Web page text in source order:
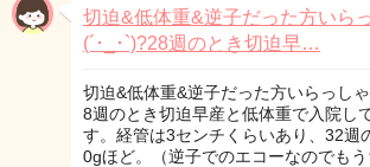
切迫&低体重&逆子だった方いら
(´･_･`)?28週のとき切迫早…
切迫&低体重&逆子だった方いらっし
8週のとき切迫早産と低体重で入院し
す。経管は3センチくらいあり、32週
0gほど。（逆子でのエコーなのでも